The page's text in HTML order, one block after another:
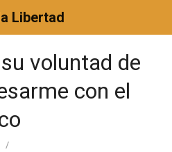
Libertad
voluntad de
con el
/